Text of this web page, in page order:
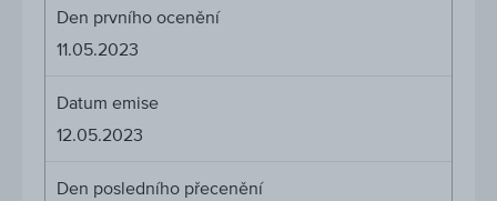
Den prvního ocenění
11.05.2023
Datum emise
12.05.2023
Den posledního přecenění